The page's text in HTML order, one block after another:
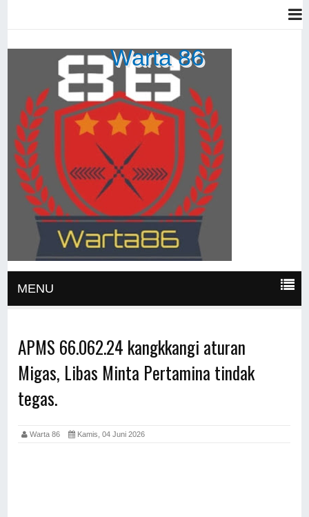
Warta 86
MENU
APMS 66.062.24 kangkkangi aturan
Migas, Libas Minta Pertamina tindak
tegas.
Warta 86 Kamis, 04 Juni 2026